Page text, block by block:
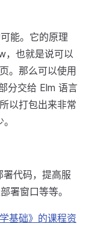
能。它的原理
，也就是说可以
。那么可以使用
分交给 Elm 语言
以打包出来非常
代码，提高服
署窗口等等。
基础》的课程资